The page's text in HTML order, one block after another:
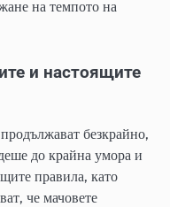
на темпото на
и настоящите
безкрайно,
до крайна умора и
правила, като
че мачовете